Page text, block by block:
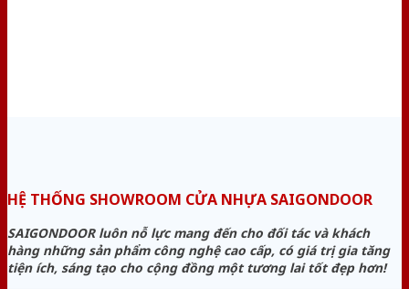
HỆ THỐNG SHOWROOM CỬA NHỰA SAIGONDOOR
SAIGONDOOR luôn nỗ lực mang đến cho đối tác và khách
hàng những sản phẩm công nghệ cao cấp, có giá trị gia tăng
tiện ích, sáng tạo cho cộng đồng một tương lai tốt đẹp hơn!